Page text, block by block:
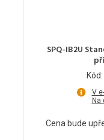
SPQ-IB2U
V
Na
Cena bude